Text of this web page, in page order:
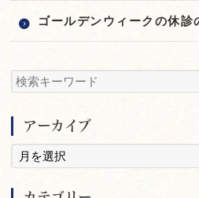
ゴールデンウィークの休診
アーカイブ